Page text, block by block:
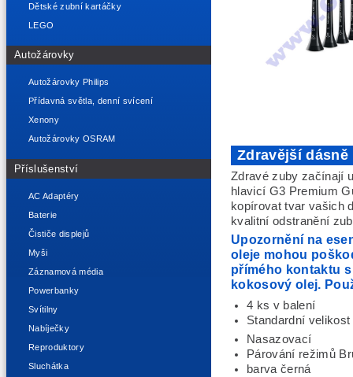
Dětské zubní kartáčky
LEGO
Autožárovky
Autožárovky Philips
Přídavná světla, denní svícení
Xenony
Autožárovky OSRAM
Příslušenství
AC Adaptéry
Baterie
Čističe displejů
Myši
Záznamová média
Powerbanky
Svítilny
Nabíječky
Reproduktory
Sluchátka
Zdravější
Zdravé zuby začínají
hlavicí G3 Premium
kopírovat tvar vašich
kvalitní odstranění
Upozornění na
oleje mohou
přímého kontaktu
kokosový olej.
4 ks v balení
Standardní velikost
Nasazovací
Párování režimů
barva černá